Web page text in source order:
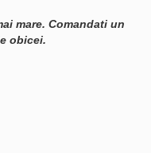
mare. Comandati un
obicei.